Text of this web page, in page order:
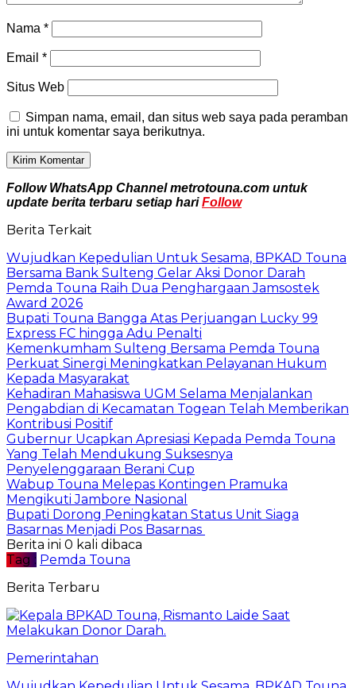
Nama *
Email *
Situs Web
Simpan nama, email, dan situs web saya pada peramban
ini untuk komentar saya berikutnya.
Follow WhatsApp Channel metrotouna.com untuk
update berita terbaru setiap hariFollow
Berita Terkait
Wujudkan Kepedulian Untuk Sesama, BPKAD Touna
Bersama Bank Sulteng Gelar Aksi Donor Darah
Pemda Touna Raih Dua Penghargaan Jamsostek
Award 2026
Bupati Touna Bangga Atas Perjuangan Lucky 99
Express FC hingga Adu Penalti
Kemenkumham Sulteng Bersama Pemda Touna
Perkuat Sinergi Meningkatkan Pelayanan Hukum
Kepada Masyarakat
Kehadiran Mahasiswa UGM Selama Menjalankan
Pengabdian di Kecamatan Togean Telah Memberikan
Kontribusi Positif
Gubernur Ucapkan Apresiasi Kepada Pemda Touna
Yang Telah Mendukung Suksesnya
Penyelenggaraan Berani Cup
Wabup Touna Melepas Kontingen Pramuka
Mengikuti Jambore Nasional
Bupati Dorong Peningkatan Status Unit Siaga
Basarnas Menjadi Pos Basarnas
Berita ini 0 kali dibaca
Tag : Pemda Touna
Berita Terbaru
Pemerintahan